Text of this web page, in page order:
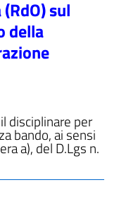
sul
della
disciplinare per
bando, ai sensi
a), del D.Lgs n.